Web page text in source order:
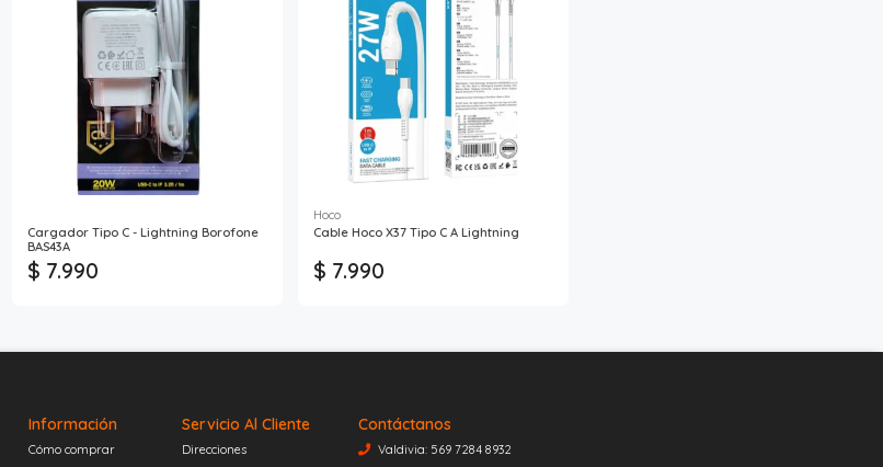
Cargador Tipo C - Lightning Borofone
BAS43A
$ 7.990
Hoco
Cable Hoco X37 Tipo C A Lightning
$ 7.990
Información
Cómo comprar
Servicio Al Cliente
Direcciones
Contáctanos
Valdivia: 569 7284 8932